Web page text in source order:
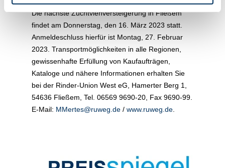
Die nächste Zuchtviehversteigerung in Fließem
findet am Donnerstag, den 16. März 2023 statt.
Anmeldeschluss hierfür ist Montag, 27. Februar
2023. Transportmöglichkeiten in alle Regionen,
gewissenhafte Erfüllung von Kaufaufträgen,
Kataloge und nähere Informationen erhalten Sie
bei der Rinder-Union West eG, Hamerter Berg 1,
54636 Fließem, Tel. 06569 9690-20, Fax 9690-99.
E-Mail: MMertes@ruweg.de / www.ruweg.de